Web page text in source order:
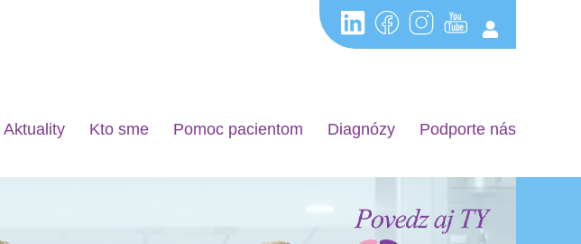
Aktuality Kto sme Pomoc pacientom Diagnózy Podporte nás